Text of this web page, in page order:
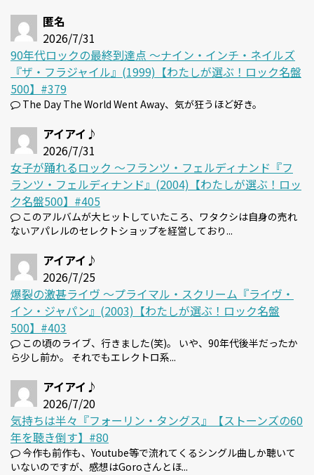
匿名
2026/7/31
90年代ロックの最終到達点 〜ナイン・インチ・ネイルズ
『ザ・フラジャイル』(1999)【わたしが選ぶ！ロック名盤
500】#379
The Day The World Went Away、気が狂うほど好き。
アイアイ♪
2026/7/31
女子が踊れるロック 〜フランツ・フェルディナンド『フ
ランツ・フェルディナンド』(2004)【わたしが選ぶ！ロッ
ク名盤500】#405
このアルバムが大ヒットしていたころ、ワタクシは自身の売れ
ないアパレルのセレクトショップを経営しており...
アイアイ♪
2026/7/25
爆裂の激甚ライヴ 〜プライマル・スクリーム『ライヴ・
イン・ジャパン』(2003)【わたしが選ぶ！ロック名盤
500】#403
この頃のライブ、行きました(笑)。 いや、90年代後半だったか
ら少し前か。 それでもエレクトロ系...
アイアイ♪
2026/7/20
気持ちは半々『フォーリン・タングス』【ストーンズの60
年を聴き倒す】#80
今作も前作も、Youtube等で流れてくるシングル曲しか聴いて
いないのですが、感想はGoroさんとほ...